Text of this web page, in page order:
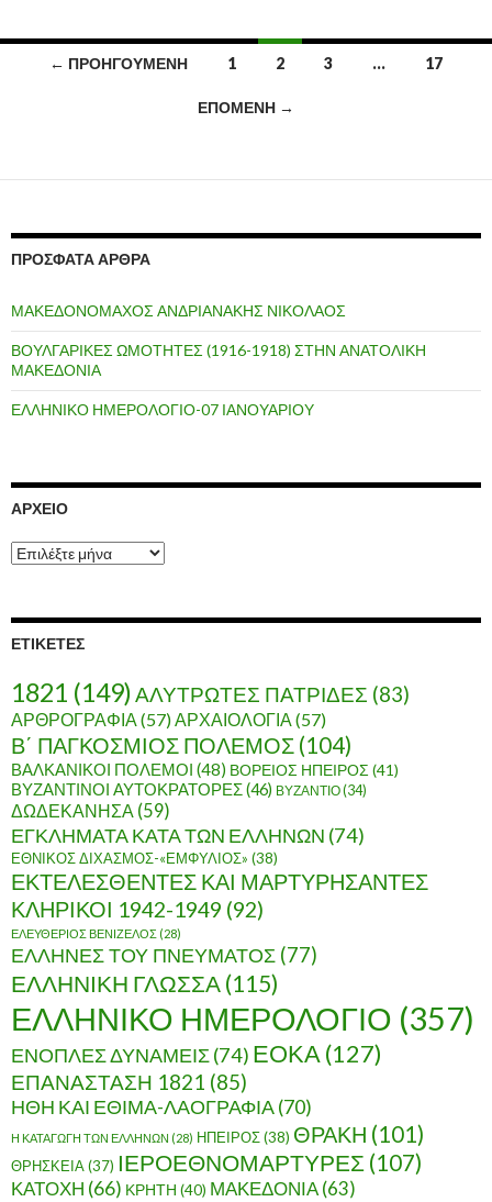
← ΠΡΟΗΓΟΎΜΕΝΗ 1 2 3 … 17
ΕΠΌΜΕΝΗ →
ΠΡΌΣΦΑΤΑ ΆΡΘΡΑ
ΜΑΚΕΔΟΝΟΜΑΧΟΣ ΑΝΔΡΙΑΝΑΚΗΣ ΝΙΚΟΛΑΟΣ
ΒΟΥΛΓΑΡΙΚΕΣ ΩΜΟΤΗΤΕΣ (1916-1918) ΣΤΗΝ ΑΝΑΤΟΛΙΚΗ
ΜΑΚΕΔΟΝΙΑ
ΕΛΛΗΝΙΚΟ ΗΜΕΡΟΛΟΓΙΟ-07 ΙΑΝΟΥΑΡΙΟΥ
ΑΡΧΕΊΟ
Α
ρ
ο
ΕΤΙΚΈΤΕΣ
1821 (149)ΑΛΥΤΡΩΤΕΣ ΠΑΤΡΙΔΕΣ (83)
ΑΡΘΡΟΓΡΑΦΙΑ(57)ΑΡΧΑΙΟΛΟΓΙΑ(57)
Β΄ ΠΑΓΚΟΣΜΙΟΣ ΠΟΛΕΜΟΣ (104)
ΒΑΛΚΑΝΙΚΟΙ ΠΟΛΕΜΟΙ (48) ΒΟΡΕΙΟΣ ΗΠΕΙΡΟΣ (41)
ΒΥΖΑΝΤΙΝΟΙ ΑΥΤΟΚΡΑΤΟΡΕΣ(46) ΒΥΖΑΝΤΙΟ(34)
ΔΩΔΕΚΑΝΗΣΑ (59)
ΕΓΚΛΗΜΑΤΑ ΚΑΤΑ ΤΩΝ ΕΛΛΗΝΩΝ (74)
ΕΘΝΙΚΟΣ ΔΙΧΑΣΜΟΣ-«ΕΜΦΥΛΙΟΣ» (38)
ΕΚΤΕΛΕΣΘΕΝΤΕΣ ΚΑΙ ΜΑΡΤΥΡΗΣΑΝΤΕΣ
ΚΛΗΡΙΚΟΙ 1942-1949 (92)
ΕΛΕΥΘΕΡΙΟΣ ΒΕΝΙΖΕΛΟΣ (28)
ΕΛΛΗΝΕΣ ΤΟΥ ΠΝΕΥΜΑΤΟΣ (77)
ΕΛΛΗΝΙΚΗ ΓΛΩΣΣΑ (115)
ΕΛΛΗΝΙΚΟ ΗΜΕΡΟΛΟΓΙΟ (357)
ΕΝΟΠΛΕΣ ΔΥΝΑΜΕΙΣ(74) ΕΟΚΑ (127)
ΕΠΑΝΑΣΤΑΣΗ 1821 (85)
ΗΘΗ ΚΑΙ ΕΘΙΜΑ-ΛΑΟΓΡΑΦΙΑ(70)
Η ΚΑΤΑΓΩΓΗ ΤΩΝ ΕΛΛΗΝΩΝ (28) ΗΠΕΙΡΟΣ(38) ΘΡΑΚΗ (101)
ΘΡΗΣΚΕΙΑ(37) ΙΕΡΟΕΘΝΟΜΑΡΤΥΡΕΣ (107)
ΚΑΤΟΧΗ (66) ΚΡΗΤΗ (40) ΜΑΚΕΔΟΝΙΑ(63)